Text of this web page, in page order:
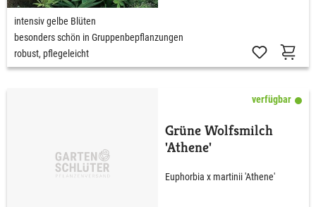
intensiv gelbe Blüten
besonders schön in Gruppenbepflanzungen
robust, pflegeleicht
verfügbar
Grüne Wolfsmilch
'Athene'
Euphorbia x martinii 'Athene'